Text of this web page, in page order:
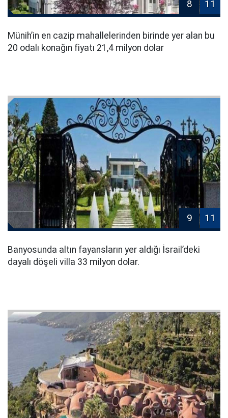
8 11
Münih’in en cazip mahallelerinden birinde yer alan bu
20 odalı konağın fiyatı 21,4 milyon dolar
9 11
Banyosunda altın fayansların yer aldığı İsrail’deki
dayalı döşeli villa 33 milyon dolar.